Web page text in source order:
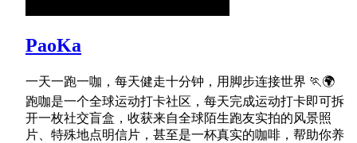
PaoKa
一天一跑一咖，每天健走十分钟，用脚步连接世界 🏃🌍
跑咖是一个全球运动打卡社区，每天完成运动打卡即可拆
开一枚社交盲盒，收获来自全球陌生跑友实拍的风景照
片、特殊地点明信片，甚至是一杯真实的咖啡，帮助你养